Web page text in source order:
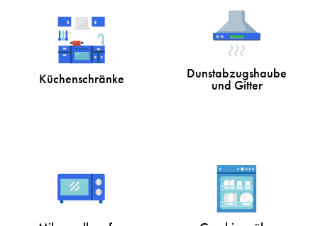
Küchenschränke Dunstabzugshaube
und Gitter